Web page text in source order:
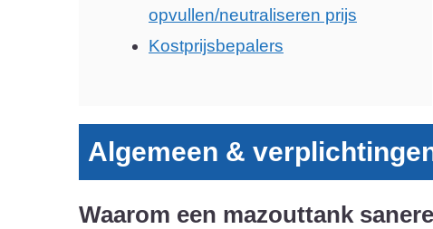
opvullen/neutraliseren prijs
Kostprijsbepalers
Algemeen &
Waarom een mazouttank